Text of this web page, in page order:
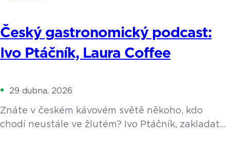
Český gastronomický podcast:
Ivo Ptáčník, Laura Coffee
29 dubna, 2026
Znáte v českém kávovém světě někoho, kdo
chodí neustále ve žlutém? Ivo Ptáčník, zakladatel